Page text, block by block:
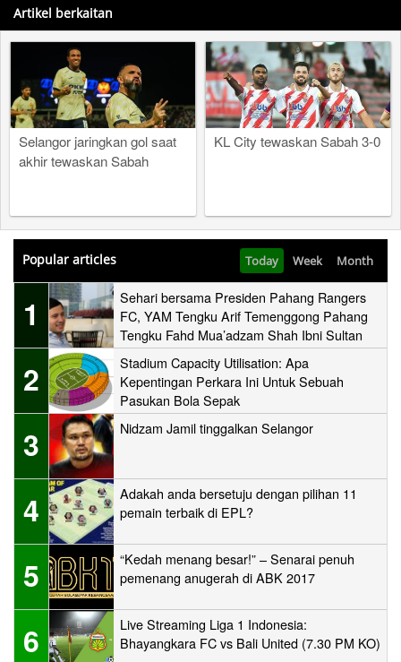
Artikel berkaitan
Selangor jaringkan gol saat
akhir tewaskan Sabah
KL City tewaskan Sabah 3-0
Popular articles Today Week Month
1
Sehari bersama Presiden Pahang Rangers
FC, YAM Tengku Arif Temenggong Pahang
Tengku Fahd Mua’adzam Shah Ibni Sultan
Haji Ahmad Shah
2
Stadium Capacity Utilisation: Apa
Kepentingan Perkara Ini Untuk Sebuah
Pasukan Bola Sepak
3 Nidzam Jamil tinggalkan Selangor
4
Adakah anda bersetuju dengan pilihan 11
pemain terbaik di EPL?
5
“Kedah menang besar!” – Senarai penuh
pemenang anugerah di ABK 2017
6
Live Streaming Liga 1 Indonesia:
Bhayangkara FC vs Bali United (7.30 PM KO)